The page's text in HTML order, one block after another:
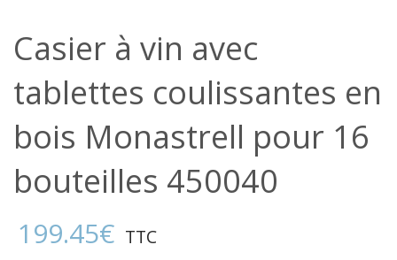
Casier à vin avec
tablettes coulissantes en
bois Monastrell pour 16
bouteilles 450040
199.45€ TTC